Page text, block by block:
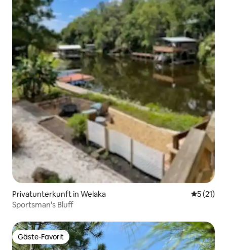
Privatunterkunft in Welaka
5 (21)
Sportsman's Bluff
Gäste-Favorit
Gäste-Favorit